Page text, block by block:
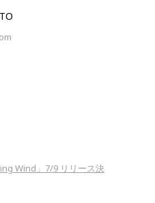
Wind」7/9 リリース決